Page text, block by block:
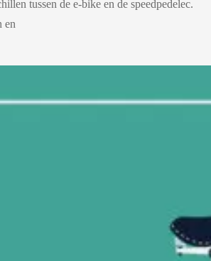
tussen de e-bike en de speedpedelec.
en